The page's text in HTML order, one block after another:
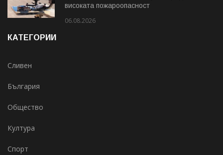
високата пожароопасност
06.08.2026
КАТЕГОРИИ
Сливен
България
Общество
Култура
Спорт